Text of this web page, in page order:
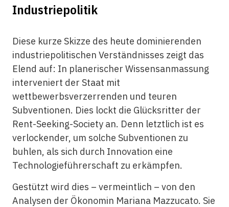
Industriepolitik
Diese kurze Skizze des heute dominierenden
industriepolitischen Verständnisses zeigt das
Elend auf: In planerischer Wissensanmassung
interveniert der Staat mit
wettbewerbsverzerrenden und teuren
Subventionen. Dies lockt die Glücksritter der
Rent-Seeking-Society an. Denn letztlich ist es
verlockender, um solche Subventionen zu
buhlen, als sich durch Innovation eine
Technologieführerschaft zu erkämpfen.
Gestützt wird dies – vermeintlich – von den
Analysen der Ökonomin Mariana Mazzucato. Sie